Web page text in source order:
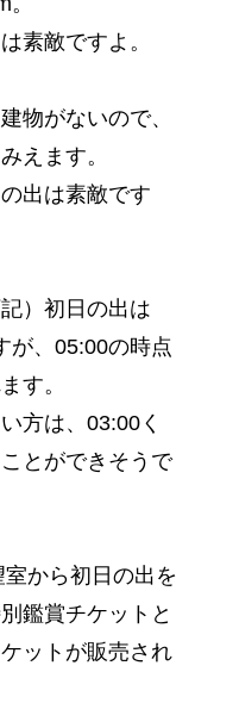
素敵ですよ。
物がないので、
えます。
出は素敵です
）初日の出は
が、05:00の時点
す。
方は、03:00く
とができそうで
から初日の出を
鑑賞チケットと
ットが販売され